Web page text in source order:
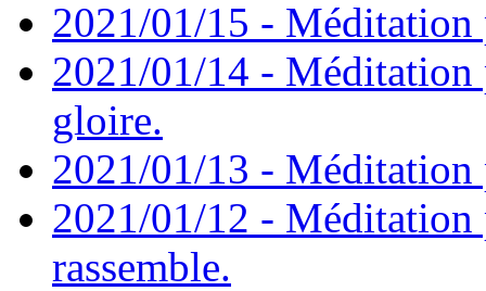
2021/01/15 - Méditation
2021/01/14 - Méditation
gloire.
2021/01/13 - Méditation
2021/01/12 - Méditation
rassemble.